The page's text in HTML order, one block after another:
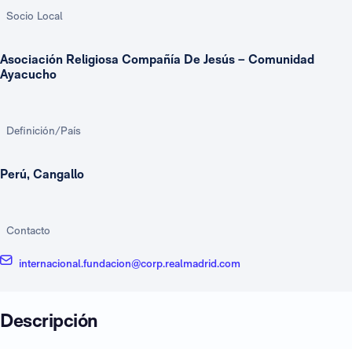
Socio Local
Asociación Religiosa Compañía De Jesús – Comunidad
Ayacucho
Definición/País
Perú, Cangallo
Contacto
internacional.fundacion@corp.realmadrid.com
Descripción